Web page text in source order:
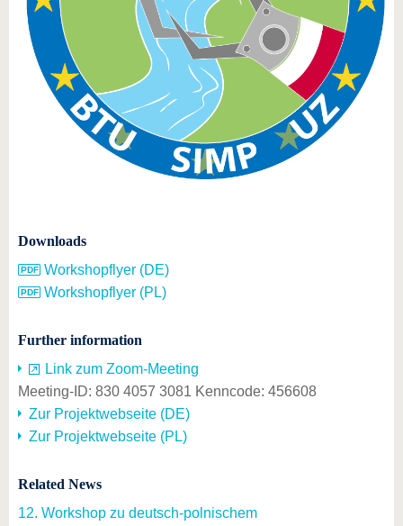
Downloads
Workshopflyer (DE)
Workshopflyer (PL)
Further information
Link zum Zoom-Meeting
Meeting-ID: 830 4057 3081 Kenncode: 456608
Zur Projektwebseite (DE)
Zur Projektwebseite (PL)
Related News
12. Workshop zu deutsch-polnischem